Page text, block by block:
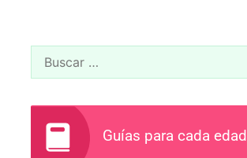
Guías para cada edad